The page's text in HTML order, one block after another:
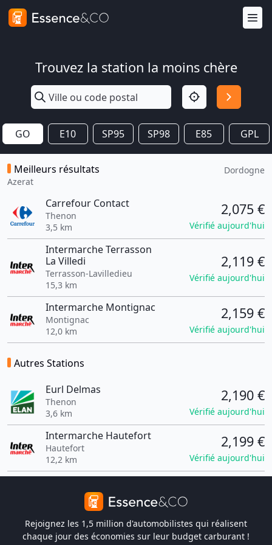
Trouvez la station la moins chère
GO E10 SP95 SP98 E85 GPL
Meilleurs résultats
Azerat
Dordogne
Carrefour Contact
Thenon
3,5 km
2,075 €
Vérifié aujourd'hui
Intermarche Terrasson
La Villedi
Terrasson-Lavilledieu
15,3 km
2,119 €
Vérifié aujourd'hui
Intermarche Montignac
Montignac
12,0 km
2,159 €
Vérifié aujourd'hui
Autres Stations
Eurl Delmas
Thenon
3,6 km
2,190 €
Vérifié aujourd'hui
Intermarche Hautefort
Hautefort
12,2 km
2,199 €
Vérifié aujourd'hui
Rejoignez les 1,5 million d'automobilistes qui réalisent
chaque jour des économies sur leur budget carburant !